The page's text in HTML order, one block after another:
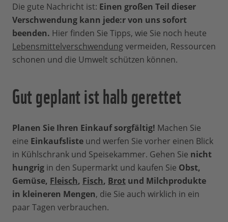
Die gute Nachricht ist: Einen großen Teil dieser
Verschwendung kann jede:r von uns sofort
beenden. Hier finden Sie Tipps, wie Sie noch heute
Lebensmittelverschwendungvermeiden, Ressourcen
schonen und die Umwelt schützen können.
Gut geplant ist halb gerettet
Planen Sie Ihren Einkauf sorgfältig! Machen Sie
eine Einkaufsliste und werfen Sie vorher einen Blick
in Kühlschrank und Speisekammer. Gehen Sie nicht
hungrig in den Supermarkt und kaufen Sie Obst,
Gemüse, Fleisch, Fisch, Brot und Milchprodukte
in kleineren Mengen, die Sie auch wirklich in ein
paar Tagen verbrauchen.